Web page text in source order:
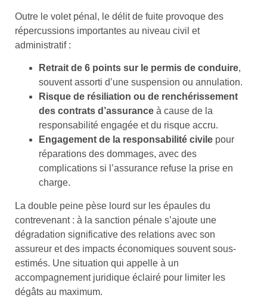
Outre le volet pénal, le délit de fuite provoque des
répercussions importantes au niveau civil et
administratif :
Retrait de 6 points sur le permis de conduire,
souvent assorti d’une suspension ou annulation.
Risque de résiliation ou de renchérissement
des contrats d’assurance à cause de la
responsabilité engagée et du risque accru.
Engagement de la responsabilité civile pour
réparations des dommages, avec des
complications si l’assurance refuse la prise en
charge.
La double peine pèse lourd sur les épaules du
contrevenant : à la sanction pénale s’ajoute une
dégradation significative des relations avec son
assureur et des impacts économiques souvent sous-
estimés. Une situation qui appelle à un
accompagnement juridique éclairé pour limiter les
dégâts au maximum.